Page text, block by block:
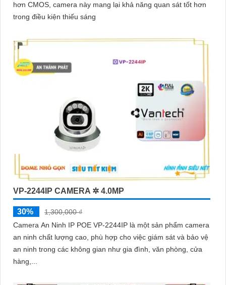
hơn CMOS, camera này mang lại khả năng quan sát tốt hơn
trong điều kiện thiếu sáng
VP-2244IP CAMERA ✲ 4.0MP
30%
1,300,000 ₫
Camera An Ninh IP POE VP-2244IP là một sản phẩm camera
an ninh chất lượng cao, phù hợp cho việc giám sát và bảo vệ
an ninh trong các không gian như gia đình, văn phòng, cửa
hàng,...